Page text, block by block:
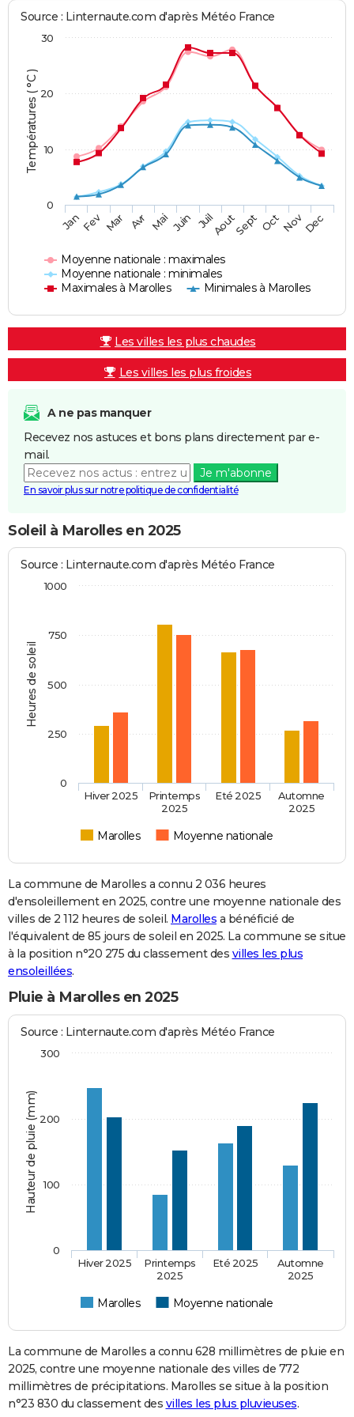
Températures ( °C )
Source : Linternaute.com d'après Météo France
Moyenne nationale : maximales
Moyenne nationale : minimales
Maximales à Marolles
Minimales à Marolles
JanFev Mar Avr Mai Juin JuilAoutSept OctNovDec
0
10
20
30
Les villes les plus chaudes
Les villes les plus froides
A ne pas manquer
Recevez nos astuces et bons plans directement par e-
mail.
Je m'abonne
En savoir plus sur notre politique de confidentialité
Soleil à Marolles en 2025
Heures de soleil
Source : Linternaute.com d'après Météo France
Marolles Moyenne nationale
Hiver 2025
Printemps
2025
Eté 2025
Automne
2025
0
250
500
750
1000
La commune de Marolles a connu 2 036 heures
d'ensoleillement en 2025, contre une moyenne nationale des
villes de 2 112 heures de soleil. Marolles a bénéficié de
l'équivalent de 85 jours de soleil en 2025. La commune se situe
à la position n°20 275 du classement des villes les plus
ensoleillées.
Pluie à Marolles en 2025
Hauteur de pluie (mm)
Source : Linternaute.com d'après Météo France
Marolles Moyenne nationale
Hiver 2025
Printemps
2025
Eté 2025
Automne
2025
0
100
200
300
La commune de Marolles a connu 628 millimètres de pluie en
2025, contre une moyenne nationale des villes de 772
millimètres de précipitations. Marolles se situe à la position
n°23 830 du classement des villes les plus pluvieuses.